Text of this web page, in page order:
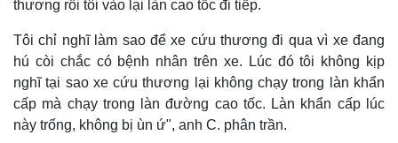
Thế giới
Quan sát
Multimedia
Video
thương rồi tôi vào lại làn cao tốc đi tiếp.
Tôi chỉ nghĩ làm sao để xe cứu thương đi qua vì xe đang
hú còi chắc có bệnh nhân trên xe. Lúc đó tôi không kịp
nghĩ tại sao xe cứu thương lại không chạy trong làn khẩn
cấp mà chạy trong làn đường cao tốc. Làn khẩn cấp lúc
này trống, không bị ùn ứ", anh C. phân trần.